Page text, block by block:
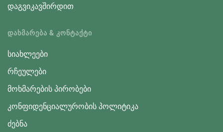
დაგვიკავშირდით
ᲓᲐᲮᲛᲐᲠᲔᲑᲐ & ᲙᲝᲜᲢᲐᲥᲢᲘ
სიახლეები
რჩეულები
მოხმარების პირობები
კონფიდენციალურობის პოლიტიკა
ძებნა